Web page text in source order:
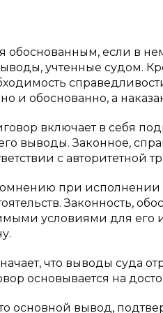
обоснованным, если в
учтенные судом.
и обоснованно, а
включает в себя
выводы. Законное,
с авторитетной
при исполнении
Законность,
условиями для его
что выводы суда
основывается на
основной вывод,